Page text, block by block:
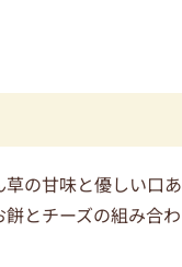
の甘味と優しい口あ
とチーズの組み合わ